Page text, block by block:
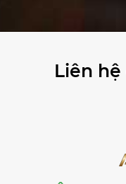
Liên hệ